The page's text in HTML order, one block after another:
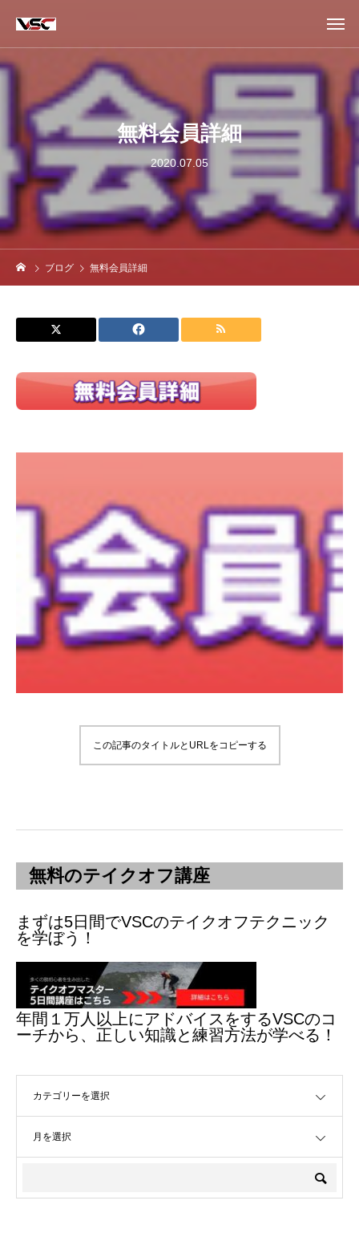
無料会員詳細
2020.07.05
ブログ 無料会員詳細
この記事のタイトルとURLをコピーする
無料のテイクオフ講座
まずは5日間でVSCのテイクオフテクニック
を学ぼう！
年間１万人以上にアドバイスをするVSCのコ
ーチから、正しい知識と練習方法が学べる！